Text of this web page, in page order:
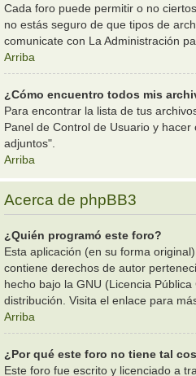
Cada foro puede permitir o no
no estás seguro de que tipos de
comunicate con La Administración
Arriba
¿Cómo encuentro todos mis
Para encontrar la lista de tus
Panel de Control de Usuario y
adjuntos".
Arriba
Acerca de phpBB3
¿Quién programó este foro?
Esta aplicación (en su forma
contiene derechos de autor
hecho bajo la GNU (Licencia
distribución. Visita el enlace para
Arriba
¿Por qué este foro no tiene tal
Este foro fue escrito y licenciado a